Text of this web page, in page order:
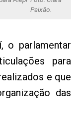
Paixão.
o parlamentar
para
e que
das